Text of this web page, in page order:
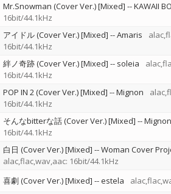
Mr.Snowman (Cover Ver.) [Mixed] --KAWAII
16bit/44.1kHz
アイドル (Cover Ver.) [Mixed] --Amaris
16bit/44.1kHz
絆ノ奇跡 (Cover Ver.) [Mixed] -- soleia
16bit/44.1kHz
POP IN 2 (Cover Ver.) [Mixed] --Mignon
16bit/44.1kHz
そんなbitterな話 (Cover Ver.) [Mixed] --Mignon
16bit/44.1kHz
白日 (Cover Ver.) [Mixed] --Woman Cover
alac,flac,wav,aac: 16bit/44.1kHz
喜劇 (Cover Ver.) [Mixed] --estela